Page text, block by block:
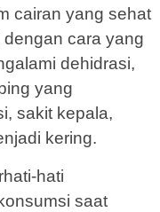
cairan yang sehat
cara yang
dehidrasi,
yang
sakit kepala,
kering.
hati
saat